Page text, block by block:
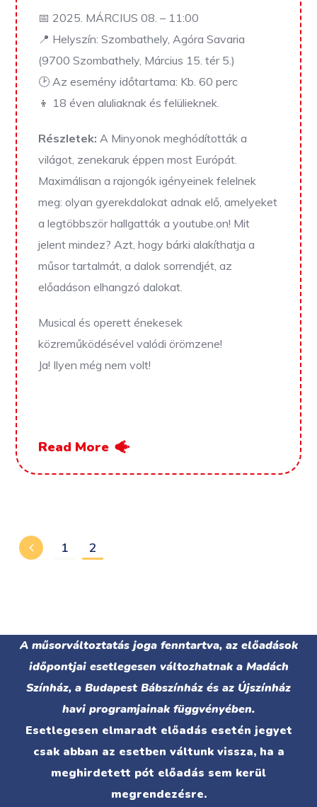
📅 2025. MÁRCIUS 08. – 11:00
📍 Helyszín: Szombathely, Agóra Savaria
(9700 Szombathely, Március 15. tér 5.)
🕑 Az esemény időtartama: Kb. 60 perc
👦 18 éven aluliaknak és felülieknek.
Részletek: A Minyonok meghódították a
világot, zenekaruk éppen most Európát.
Maximálisan a rajongók igényeinek felelnek
meg: olyan gyerekdalokat adnak elő, amelyeket
a legtöbbször hallgatták a youtube.on! Mit
jelent mindez? Azt, hogy bárki alakíthatja a
műsor tartalmát, a dalok sorrendjét, az
előadáson elhangzó dalokat.
Musical és operett énekesek
közreműködésével valódi örömzene!
Ja! Ilyen még nem volt!
Read More
1 2
A műsorváltoztatás joga fenntartva, az előadások
időpontjai esetlegesen változhatnak a Madách
Színház, a Budapest Bábszínház és az Újszínház
havi programjainak függvényében.
Esetlegesen elmaradt előadás esetén jegyet
csak abban az esetben váltunk vissza, ha a
meghirdetett pót előadás sem kerül
megrendezésre.